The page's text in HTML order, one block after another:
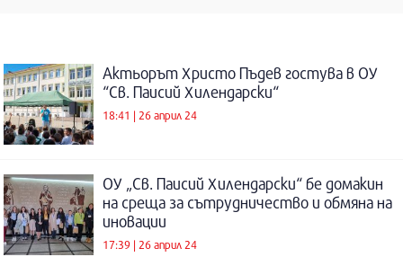
Актьорът Христо Пъдев гостува в ОУ
“Св. Паисий Хилендарски“
18:41 | 26 април 24
ОУ „Св. Паисий Хилендарски“ бе домакин
на среща за сътрудничество и обмяна на
иновации
17:39 | 26 април 24